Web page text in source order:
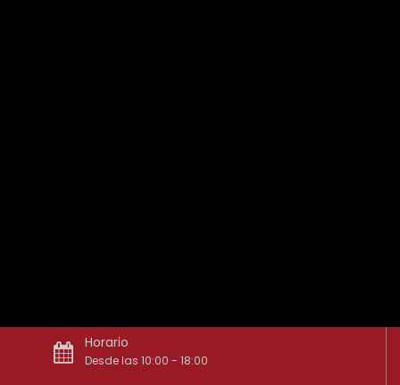
Horario
Desde las 10:00 - 18:00